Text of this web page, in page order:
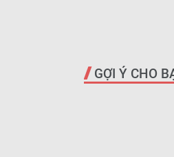
GỢI Ý CHO